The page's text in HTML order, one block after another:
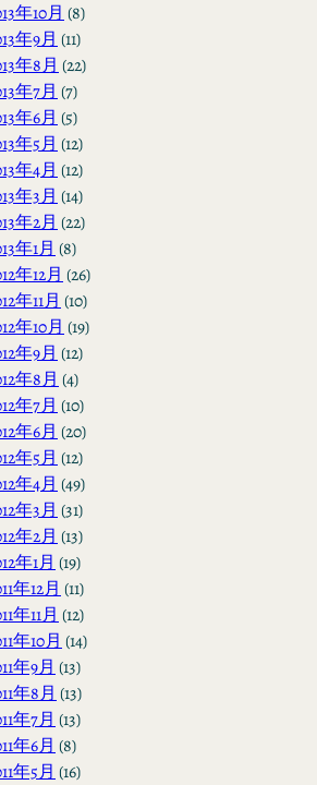
年10月 (8)
年9月 (11)
年8月 (22)
年7月 (7)
年6月 (5)
年5月 (12)
年4月 (12)
年3月 (14)
年2月 (22)
年1月 (8)
年12月 (26)
年11月 (10)
年10月 (19)
年9月 (12)
年8月 (4)
年7月 (10)
年6月 (20)
年5月 (12)
年4月 (49)
年3月 (31)
年2月 (13)
年1月 (19)
年12月 (11)
年11月 (12)
年10月 (14)
年9月 (13)
年8月 (13)
年7月 (13)
年6月 (8)
年5月 (16)